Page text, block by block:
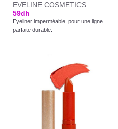
Note5.00
sur 5
EVELINE COSMETICS
59dh
Eyeliner imperméable. pour une ligne
parfaite durable.